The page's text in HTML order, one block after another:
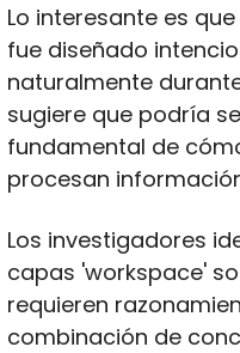
Lo interesante es
fue diseñado
naturalmente
sugiere que podría
fundamental de
procesan
Los investigadores
capas 'workspace'
requieren
combinación de